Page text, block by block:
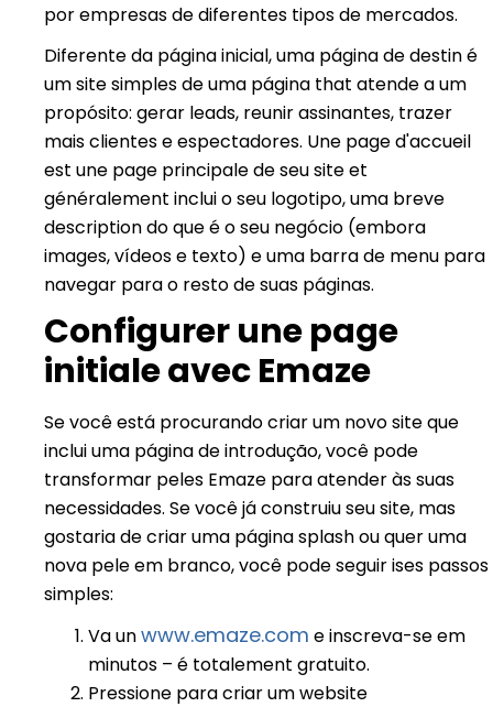
por empresas de diferentes tipos de mercados.
Diferente da página inicial, uma página de destin é
um site simples de uma página that atende a um
propósito: gerar leads, reunir assinantes, trazer
mais clientes e espectadores. Une page d'accueil
est une page principale de seu site et
généralement inclui o seu logotipo, uma breve
description do que é o seu negócio (embora
images, vídeos e texto) e uma barra de menu para
navegar para o resto de suas páginas.
Configurer une page
initiale avec Emaze
Se você está procurando criar um novo site que
inclui uma página de introdução, você pode
transformar peles Emaze para atender às suas
necessidades. Se você já construiu seu site, mas
gostaria de criar uma página splash ou quer uma
nova pele em branco, você pode seguir ises passos
simples:
Va unwww.emaze.com e inscreva-se em
minutos – é totalement gratuito.
Pressione para criar um website